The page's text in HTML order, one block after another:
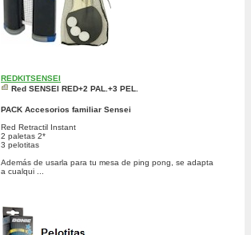
REDKITSENSEI
Red SENSEI RED+2 PAL.+3 PEL.
PACK Accesorios familiar Sensei
Red Retractil Instant
2 paletas 2*
3 pelotitas
Además de usarla para tu mesa de ping pong, se adapta
a cualqui ...